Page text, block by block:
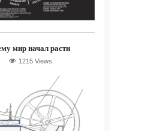
мир начал расти
1215 Views